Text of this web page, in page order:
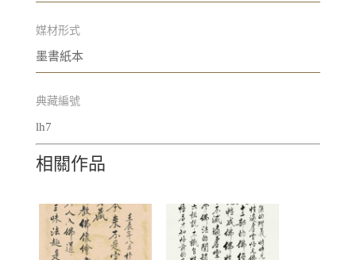
媒材形式
墨書紙本
典藏編號
lh7
相關作品